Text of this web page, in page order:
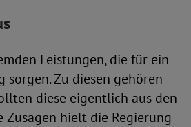
Leistungen, die für ein
Zu diesen gehören
diese eigentlich aus den
Zusagen hielt die Regierung